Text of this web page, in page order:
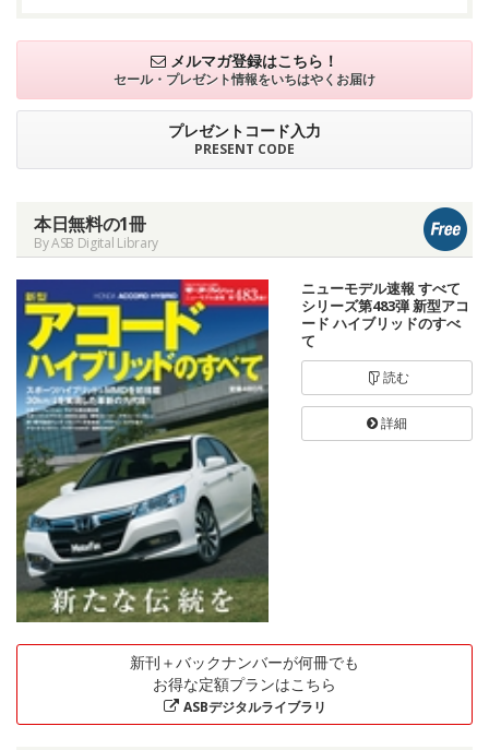
メルマガ登録はこちら！
セール・プレゼント情報をいちはやくお届け
プレゼントコード入力
PRESENT CODE
本日無料の1冊
By ASB Digital Library
ニューモデル速報 すべて
シリーズ第483弾 新型アコ
ード ハイブリッドのすべ
て
読む
詳細
新刊＋バックナンバーが何冊でも
お得な定額プランはこちら
ASBデジタルライブラリ